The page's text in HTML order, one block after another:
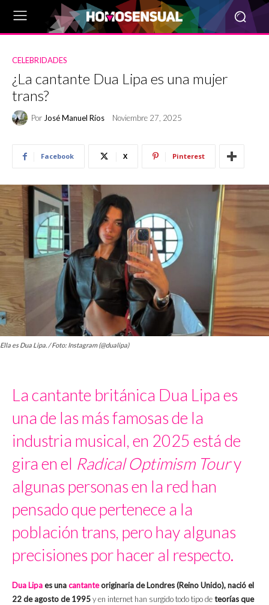
CELEBRIDADES
¿La cantante Dua Lipa es una mujer
trans?
Por José Manuel Ríos Noviembre 27, 2025
Facebook X Pinterest
Ella es Dua Lipa. / Foto: Instagram (@dualipa)
La cantante británica Dua Lipa es
una de las más famosas de la
industria musical, en 2025 está de
gira en el Radical Optimism Toury
algunas personas en la red han
pensado que pertenece a la
población trans, pero hay algunas
precisiones por hacer al respecto.
Dua Lipaes unacantanteoriginaria de Londres (Reino Unido), nació el
22 de agosto de 1995y en internet han surgido todo tipo deteorías que